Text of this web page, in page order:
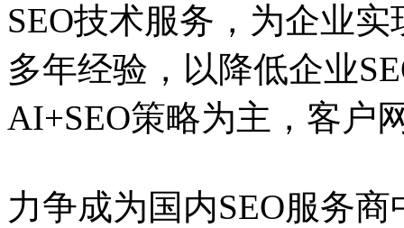
SEO技术服务，为企业
多年经验，以降低企业
AI+SEO策略为主，客户
力争成为国内SEO服务